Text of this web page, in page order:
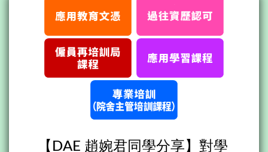
【DAE 趙婉君同學分享】對學